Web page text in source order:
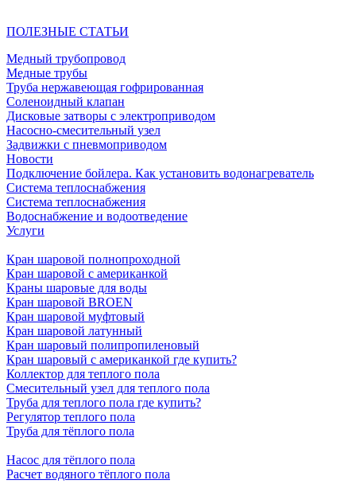
ПОЛЕЗНЫЕ СТАТЬИ
Медный трубопровод
Медные трубы
Труба нержавеющая гофрированная
Соленоидный клапан
Дисковые затворы с электроприводом
Насосно-смесительный узел
Задвижки с пневмоприводом
Новости
Подключение бойлера. Как установить водонагреватель
Система теплоснабжения
Система теплоснабжения
Водоснабжение и водоотведение
Услуги
Кран шаровой полнопроходной
Кран шаровой с американкой
Краны шаровые для воды
Кран шаровой BROEN
Кран шаровой муфтовый
Кран шаровой латунный
Кран шаровый полипропиленовый
Кран шаровый с американкой где купить?
Коллектор для теплого пола
Смесительный узел для теплого пола
Труба для теплого пола где купить?
Регулятор теплого пола
Труба для тёплого пола
Насос для тёплого пола
Расчет водяного тёплого пола